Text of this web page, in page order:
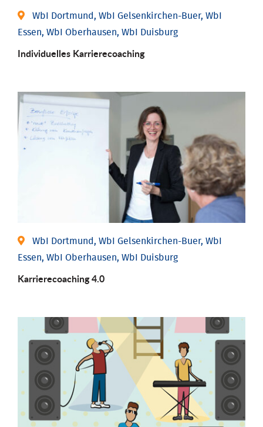
WbI Dortmund, WbI Gelsenkirchen-Buer, WbI
Essen, WbI Oberhausen, WbI Duisburg
Individu­elles Karrierecoaching
WbI Dortmund, WbI Gelsenkirchen-Buer, WbI
Essen, WbI Oberhausen, WbI Duisburg
Karriere­coaching 4.0